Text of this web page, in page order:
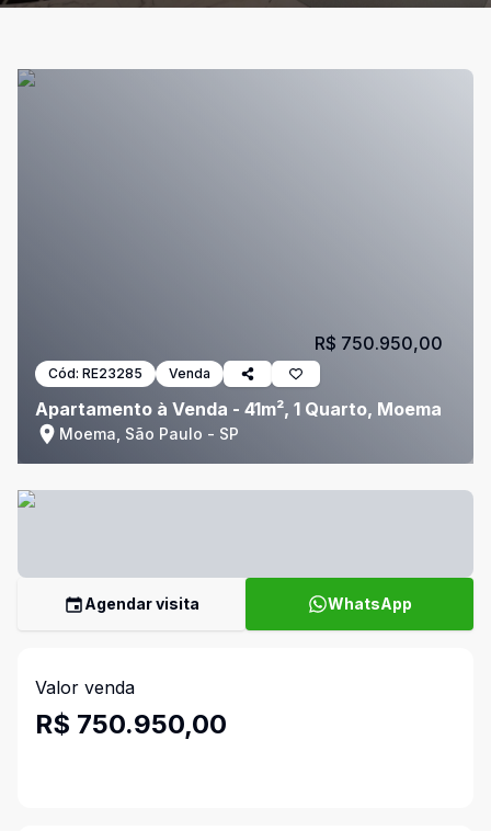
Cód: RE23285 Venda
Apartamento à Venda - 41m², 1 Quarto, Moema
Moema, São Paulo - SP
R$ 750.950,00
Agendar visita WhatsApp
Valor venda
R$ 750.950,00